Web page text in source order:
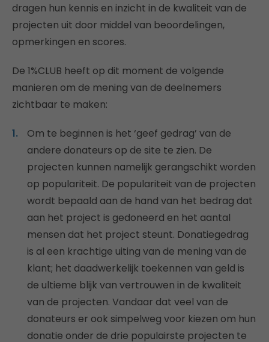
dragen hun kennis en inzicht in de kwaliteit van de
projecten uit door middel van beoordelingen,
opmerkingen en scores.
De 1%CLUB heeft op dit moment de volgende
manieren om de mening van de deelnemers
zichtbaar te maken:
Om te beginnen is het ‘geef gedrag’ van de
andere donateurs op de site te zien. De
projecten kunnen namelijk gerangschikt worden
op populariteit. De populariteit van de projecten
wordt bepaald aan de hand van het bedrag dat
aan het project is gedoneerd en het aantal
mensen dat het project steunt. Donatiegedrag
is al een krachtige uiting van de mening van de
klant; het daadwerkelijk toekennen van geld is
de ultieme blijk van vertrouwen in de kwaliteit
van de projecten. Vandaar dat veel van de
donateurs er ook simpelweg voor kiezen om hun
donatie onder de drie populairste projecten te